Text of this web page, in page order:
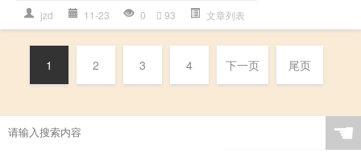
jzd 11-23 0 93 文章列表
1 2 3 4 下一页 尾页
☚